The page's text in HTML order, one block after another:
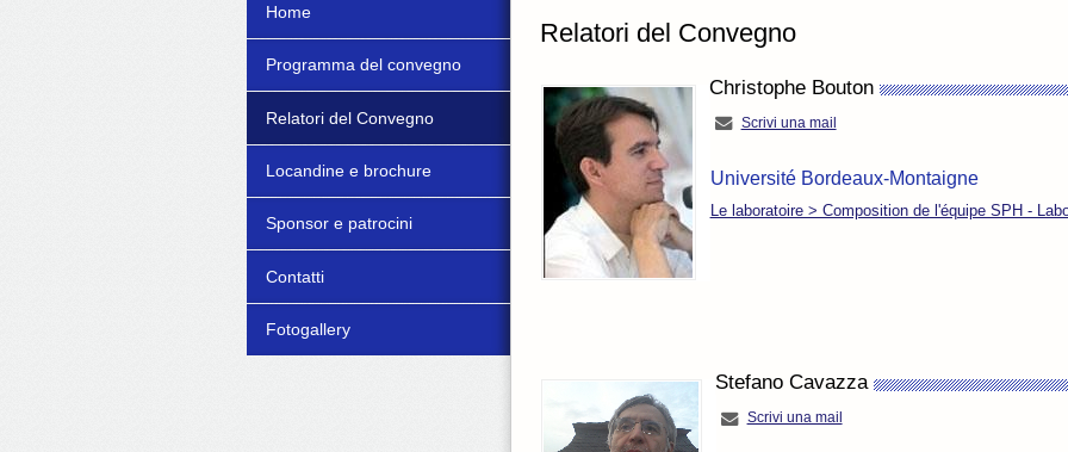
Home
Programma del convegno
Relatori del Convegno
Locandine e brochure
Sponsor e patrocini
Contatti
Fotogallery
Relatori del Convegno
Christophe Bouton
Scrivi una mail
Université Bordeaux-Montaigne
Le laboratoire > Composition de l'équipe SPH -
Stefano Cavazza
Scrivi una mail